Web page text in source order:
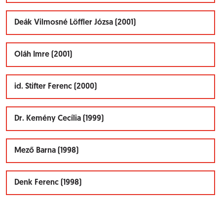
Deák Vilmosné Löffler Józsa (2001)
Oláh Imre (2001)
id. Stifter Ferenc (2000)
Dr. Kemény Cecília (1999)
Mező Barna (1998)
Denk Ferenc (1998)